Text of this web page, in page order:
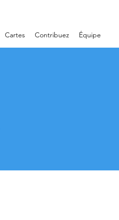
Cartes Contribuez Équipe